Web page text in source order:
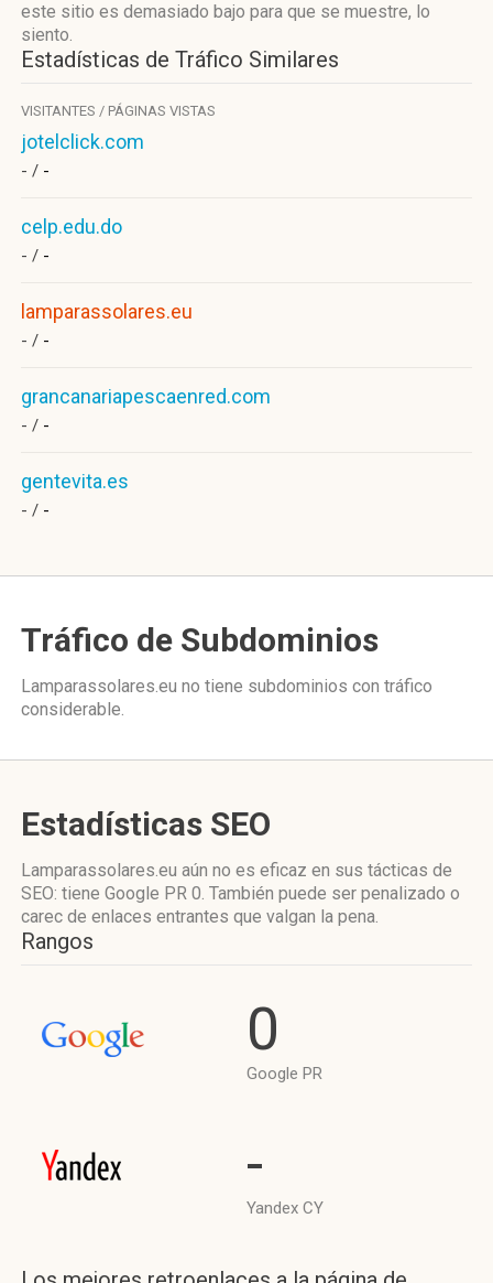
este sitio es demasiado bajo para que se muestre, lo
siento.
Estadísticas de Tráfico Similares
VISITANTES / PÁGINAS VISTAS
jotelclick.com
- / -
celp.edu.do
- / -
lamparassolares.eu
- / -
grancanariapescaenred.com
- / -
gentevita.es
- / -
Tráfico de Subdominios
Lamparassolares.eu no tiene subdominios con tráfico
considerable.
Estadísticas SEO
Lamparassolares.eu aún no es eficaz en sus tácticas de
SEO: tiene Google PR 0. También puede ser penalizado o
carec de enlaces entrantes que valgan la pena.
Rangos
0
Google PR
-
Yandex CY